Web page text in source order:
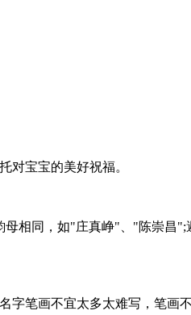
宝宝的美好祝福。
相同，如"庄真峥"、"陈崇昌";
笔画不宜太多太难写，笔画不